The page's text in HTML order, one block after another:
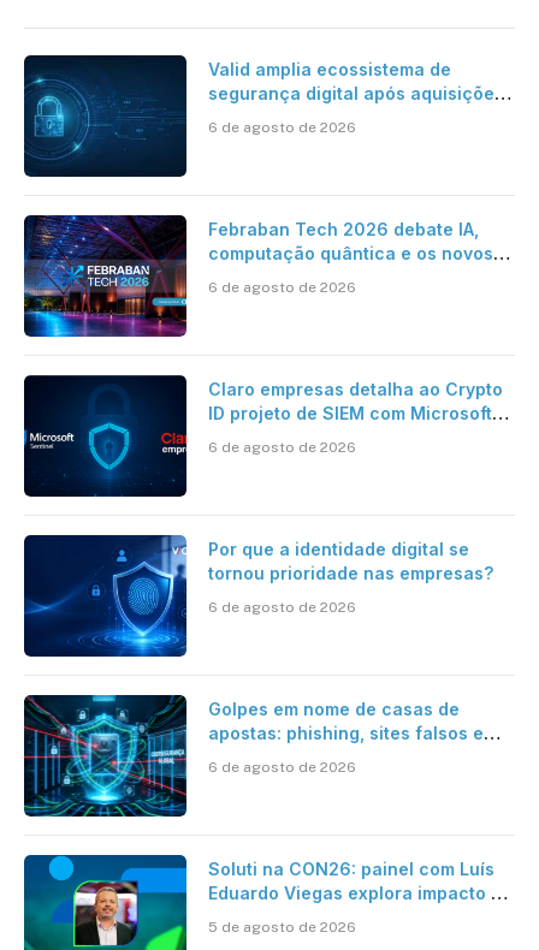
Valid amplia ecossistema de
segurança digital após aquisições
6 de agosto de 2026
Febraban Tech 2026 debate IA,
computação quântica e os novos
6 de agosto de 2026
Claro empresas detalha ao Crypto
ID projeto de SIEM com Microsoft
automatizada
6 de agosto de 2026
Por que a identidade digital se
tornou prioridade nas empresas?
6 de agosto de 2026
Golpes em nome de casas de
apostas: phishing, sites falsos e
6 de agosto de 2026
Soluti na CON26: painel com Luís
Eduardo Viegas explora impacto de
Contabilidade
5 de agosto de 2026